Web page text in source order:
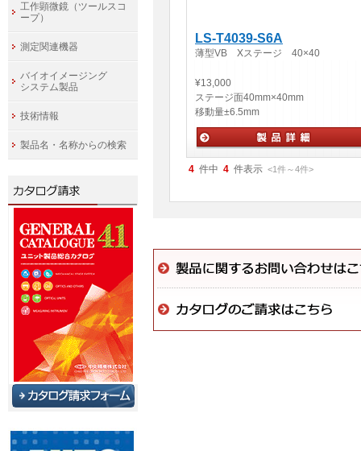
LS-T4039-S6A
薄型VB Xステージ 40×40
¥13,000
ステージ面40mm×40mm
移動量±6.5mm
手動ステージ
4 件中 4 件表示 <1件～4件>
工作顕微鏡（ツールスコ
ープ）
測定関連機器
バイオイメージング
システム製品
技術情報
製品名・名称からの検索